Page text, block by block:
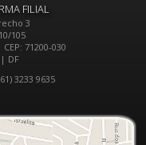
FILIAL
3
105
71200-030
DF
3233 9635